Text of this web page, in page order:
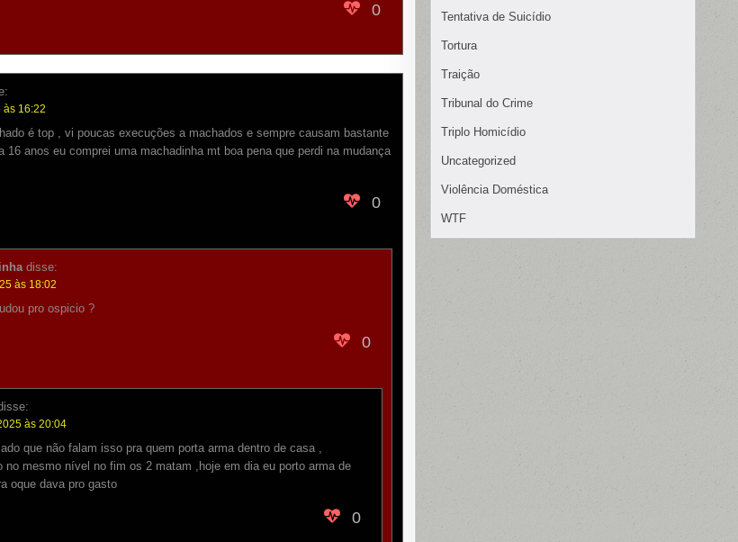
0
às 16:22
é top , vi poucas execuções a machados e sempre causam bastante
16 anos eu comprei uma machadinha mt boa pena que perdi na mudança
0
disse:
às 18:02
pro ospicio ?
0
às 20:04
que não falam isso pra quem porta arma dentro de casa ,
no mesmo nível no fim os 2 matam ,hoje em dia eu porto arma de
oque dava pro gasto
0
Tentativa de Suicídio
Tortura
Traição
Tribunal do Crime
Triplo Homicídio
Uncategorized
Violência Doméstica
WTF